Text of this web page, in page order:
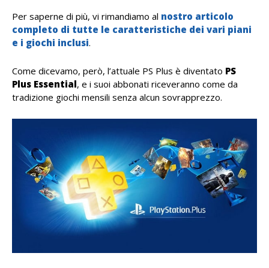
Per saperne di più, vi rimandiamo al nostro articolo
completo di tutte le caratteristiche dei vari piani
e i giochi inclusi.
Come dicevamo, però, l’attuale PS Plus è diventato PS
Plus Essential, e i suoi abbonati riceveranno come da
tradizione giochi mensili senza alcun sovrapprezzo.